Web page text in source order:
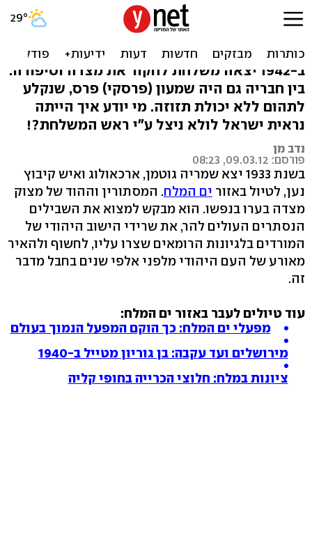
תסביך מצדה: כך ניצלו חייו
של שמעון פרס
ב-1942 יצאה משלחת לחקור את מצדה וסיפורה.
בין חבריה גם היה שמעון (פרסקי) פרס, שנקלע
לתהום ללא יכולת תזוזה. מי יודע איך הייתה
נראית ישראל לולא ניצל ע"י ראש המשלחת?!
נדב מן
פורסם: 09.03.12, 08:23
בשנת 1933 יצא שמריה גוטמן, ארכאולוג ואיש קיבוץ
נען, לטיול באזור ים המלח. המסתורין וההוד של מצוק
מצדה בערו בנפשו. הוא מבקש למצוא את השבילים
הנסתרים העולים להר, את שרידי הישוב היהודי של
המורדים בלגיונות הרומאים שצרו עליו, לחשוף ולהאיר
מאורע של העם היהודי מלפני אלפי שנים בחבל מדבר
זה.
עוד טיולים לעבר באזור ים המלח:
מפעלי ים המלח: כך הוקם המפעל הנמוך בעולם
מירושלים ועד עקבה: בן גוריון מטייל ב-1940
ציונות במלח: חלוצי הכרייה בחופי קליה